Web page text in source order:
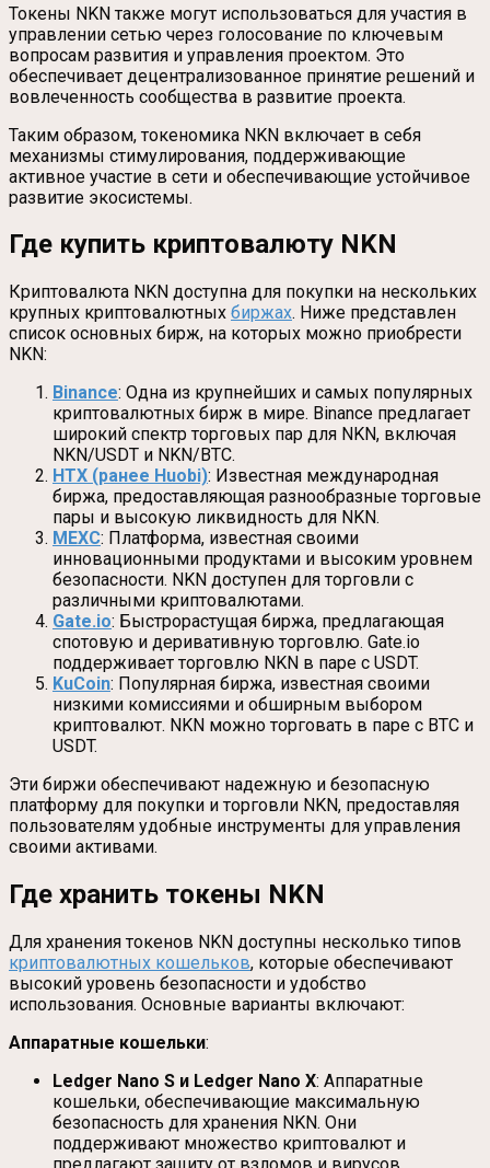
Токены NKN также могут использоваться для участия в
управлении сетью через голосование по ключевым
вопросам развития и управления проектом. Это
обеспечивает децентрализованное принятие решений и
вовлеченность сообщества в развитие проекта.
Таким образом, токеномика NKN включает в себя
механизмы стимулирования, поддерживающие
активное участие в сети и обеспечивающие устойчивое
развитие экосистемы.
Где купить криптовалюту NKN
Криптовалюта NKN доступна для покупки на нескольких
крупных криптовалютных биржах. Ниже представлен
список основных бирж, на которых можно приобрести
NKN:
Binance: Одна из крупнейших и самых популярных
криптовалютных бирж в мире. Binance предлагает
широкий спектр торговых пар для NKN, включая
NKN/USDT и NKN/BTC.
HTX (ранее Huobi): Известная международная
биржа, предоставляющая разнообразные торговые
пары и высокую ликвидность для NKN.
MEXC: Платформа, известная своими
инновационными продуктами и высоким уровнем
безопасности. NKN доступен для торговли с
различными криптовалютами.
Gate.io: Быстрорастущая биржа, предлагающая
спотовую и деривативную торговлю. Gate.io
поддерживает торговлю NKN в паре с USDT.
KuCoin: Популярная биржа, известная своими
низкими комиссиями и обширным выбором
криптовалют. NKN можно торговать в паре с BTC и
USDT.
Эти биржи обеспечивают надежную и безопасную
платформу для покупки и торговли NKN, предоставляя
пользователям удобные инструменты для управления
своими активами.
Где хранить токены NKN
Для хранения токенов NKN доступны несколько типов
криптовалютных кошельков, которые обеспечивают
высокий уровень безопасности и удобство
использования. Основные варианты включают:
Аппаратные кошельки:
Ledger Nano S и Ledger Nano X: Аппаратные
кошельки, обеспечивающие максимальную
безопасность для хранения NKN. Они
поддерживают множество криптовалют и